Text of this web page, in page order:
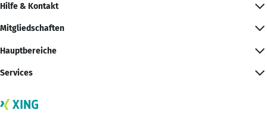
Hilfe & Kontakt
Mitgliedschaften
Hauptbereiche
Services